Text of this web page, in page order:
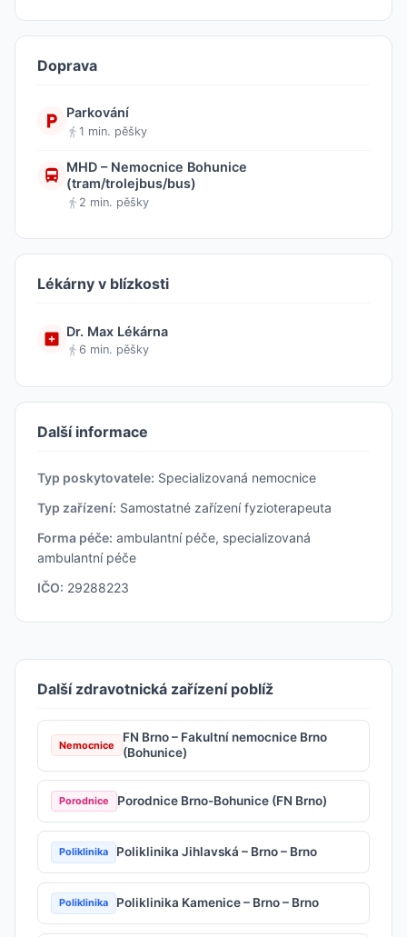
Doprava
Parkování
1 min. pěšky
MHD – Nemocnice Bohunice
(tram/trolejbus/bus)
2 min. pěšky
Lékárny v blízkosti
Dr. Max Lékárna
6 min. pěšky
Další informace
Typ poskytovatele: Specializovaná nemocnice
Typ zařízení: Samostatné zařízení fyzioterapeuta
Forma péče: ambulantní péče, specializovaná
ambulantní péče
IČO: 29288223
Další zdravotnická zařízení poblíž
Nemocnice
FN Brno – Fakultní nemocnice Brno
(Bohunice)
Porodnice Porodnice Brno-Bohunice (FN Brno)
Poliklinika Poliklinika Jihlavská – Brno – Brno
Poliklinika Poliklinika Kamenice – Brno – Brno